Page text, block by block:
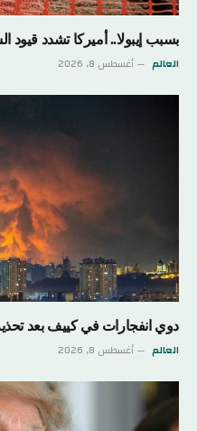
بسبب إيبولا.. أميركا تشدد
العالم أغسطس 8, 2026
دوي انفجارات في كييف بعد
العالم أغسطس 8, 2026